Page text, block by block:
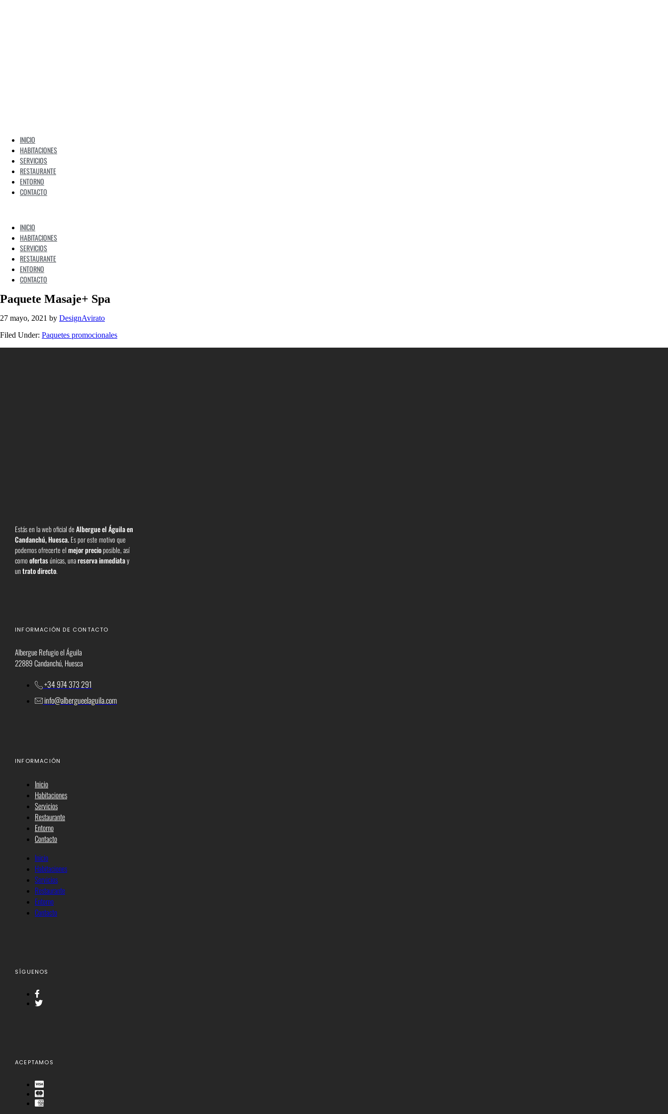
INICIO
HABITACIONES
SERVICIOS
RESTAURANTE
ENTORNO
CONTACTO
INICIO
HABITACIONES
SERVICIOS
RESTAURANTE
ENTORNO
CONTACTO
Paquete Masaje+ Spa
27 mayo, 2021 by DesignAvirato
Filed Under: Paquetes promocionales
Estás en la web oficial deAlbergue el Águila en
Candanchú, Huesca.Es por este motivo que
podemos ofrecerte elmejor precioposible, así
comoofertasúnicas, unareserva inmediatay
untrato directo.
INFORMACIÓN DE CONTACTO
Albergue Refugio el Águila
22889 Candanchú, Huesca
+34 974 373 291
info@albergueelaguila.com
INFORMACIÓN
Inicio
Habitaciones
Servicios
Restaurante
Entorno
Contacto
Inicio
Habitaciones
Servicios
Restaurante
Entorno
Contacto
SÍGUENOS
ACEPTAMOS